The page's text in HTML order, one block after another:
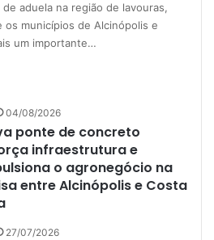
aduela na região de lavouras,
os municípios de Alcinópolis e
um importante…
04/08/2026
ponte de concreto
infraestrutura e
o agronegócio na
entre Alcinópolis e Costa
27/07/2026